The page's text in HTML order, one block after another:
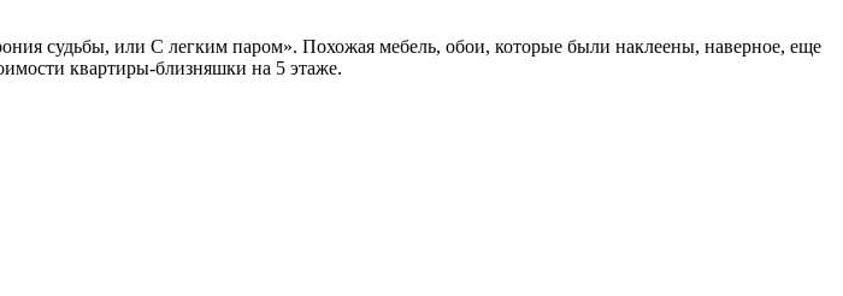
судьбы, или С легким паром». Похожая мебель, обои, которые были наклеены, наверное, еще
квартиры-близняшки на 5 этаже.